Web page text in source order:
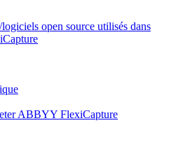
open source utilisés dans
ABBYY FlexiCapture